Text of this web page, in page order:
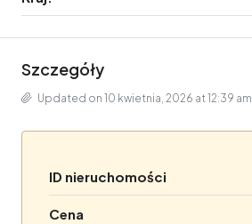
Szczegóły
Updated on 10 kwietnia, 2026 at 12:39 am
ID nieruchomości
Cena